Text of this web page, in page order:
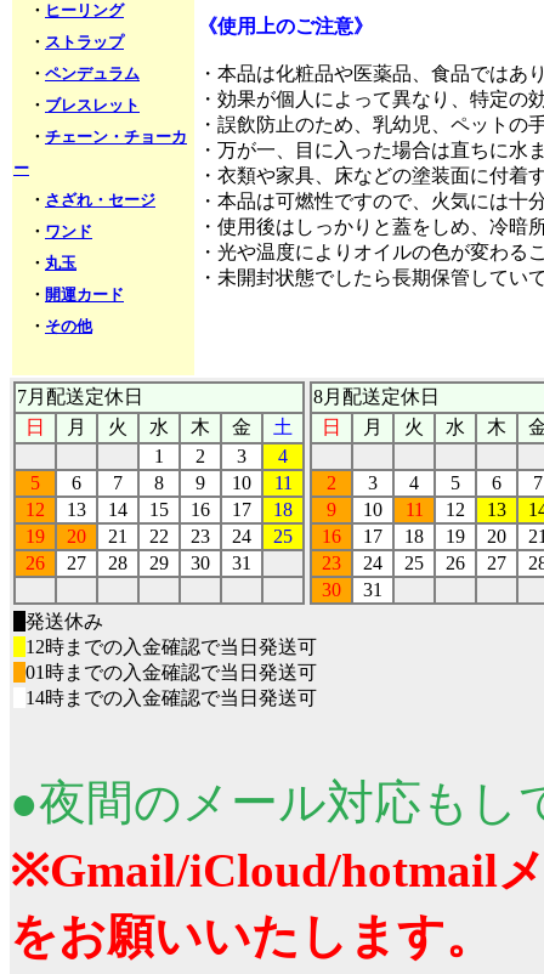
・ ヒーリング
・ ストラップ
・ ペンデュラム
・ ブレスレット
・ チェーン・チョーカ
ー
・ さざれ・セージ
・ ワンド
・ 丸玉
・ 開運カード
・ その他
《使用上のご注意》
・本品は化粧品や医薬品、食品ではあ
・効果が個人によって異なり、特定の
・誤飲防止のため、乳幼児、ペットの
・万が一、目に入った場合は直ちに水
・衣類や家具、床などの塗装面に付
・本品は可燃性ですので、火気には十
・使用後はしっかりと蓋をしめ、冷暗
・光や温度によりオイルの色が変わ
・未開封状態でしたら長期保管してい
7月配送定休日
日
月 火 水 木 金
土
1
2 3
4
5
6 7 8 9 10
11
12
13 14 15 16 17
18
19
20 21 22 23 24
25
26
27 28 29 30 31
8月配送定休日
日
月 火 水 木
2 3 4 5 6
7
9
10 11 12 13
16
17 18 19 20
23
24 25 26 27
30
31
発送休み
12時までの入金確認で当日発送可
01時までの入金確認で当日発送可
14時までの入金確認で当日発送可
●夜間のメール対応もし
※Gmail/iCloud/hotmail
をお願いいたします。